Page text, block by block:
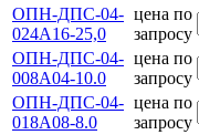
ОПН-ДПС-04-
024А16-25,0
цена по
запросу
ОПН-ДПС-04-
008А04-10.0
цена по
запросу
ОПН-ДПС-04-
018А08-8.0
цена по
запросу